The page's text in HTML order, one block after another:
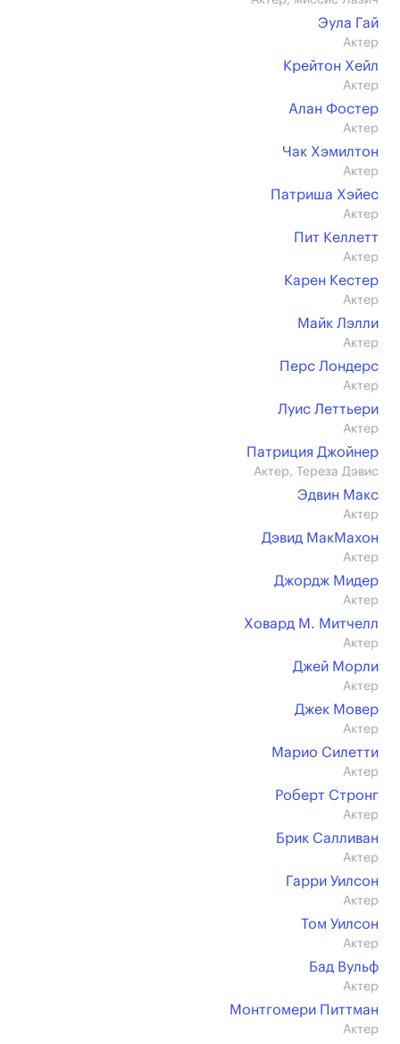
Эула Гай
Актер
Крейтон Хейл
Актер
Алан Фостер
Актер
Чак Хэмилтон
Актер
Патриша Хэйес
Актер
Пит Келлетт
Актер
Карен Кестер
Актер
Майк Лэлли
Актер
Перс Лондерс
Актер
Луис Леттьери
Актер
Патриция Джойнер
Актер, Тереза Дэвис
Эдвин Макс
Актер
Дэвид МакМахон
Актер
Джордж Мидер
Актер
Ховард М. Митчелл
Актер
Джей Морли
Актер
Джек Мовер
Актер
Марио Силетти
Актер
Роберт Стронг
Актер
Брик Салливан
Актер
Гарри Уилсон
Актер
Том Уилсон
Актер
Бад Вульф
Актер
Монтгомери Питтман
Актер